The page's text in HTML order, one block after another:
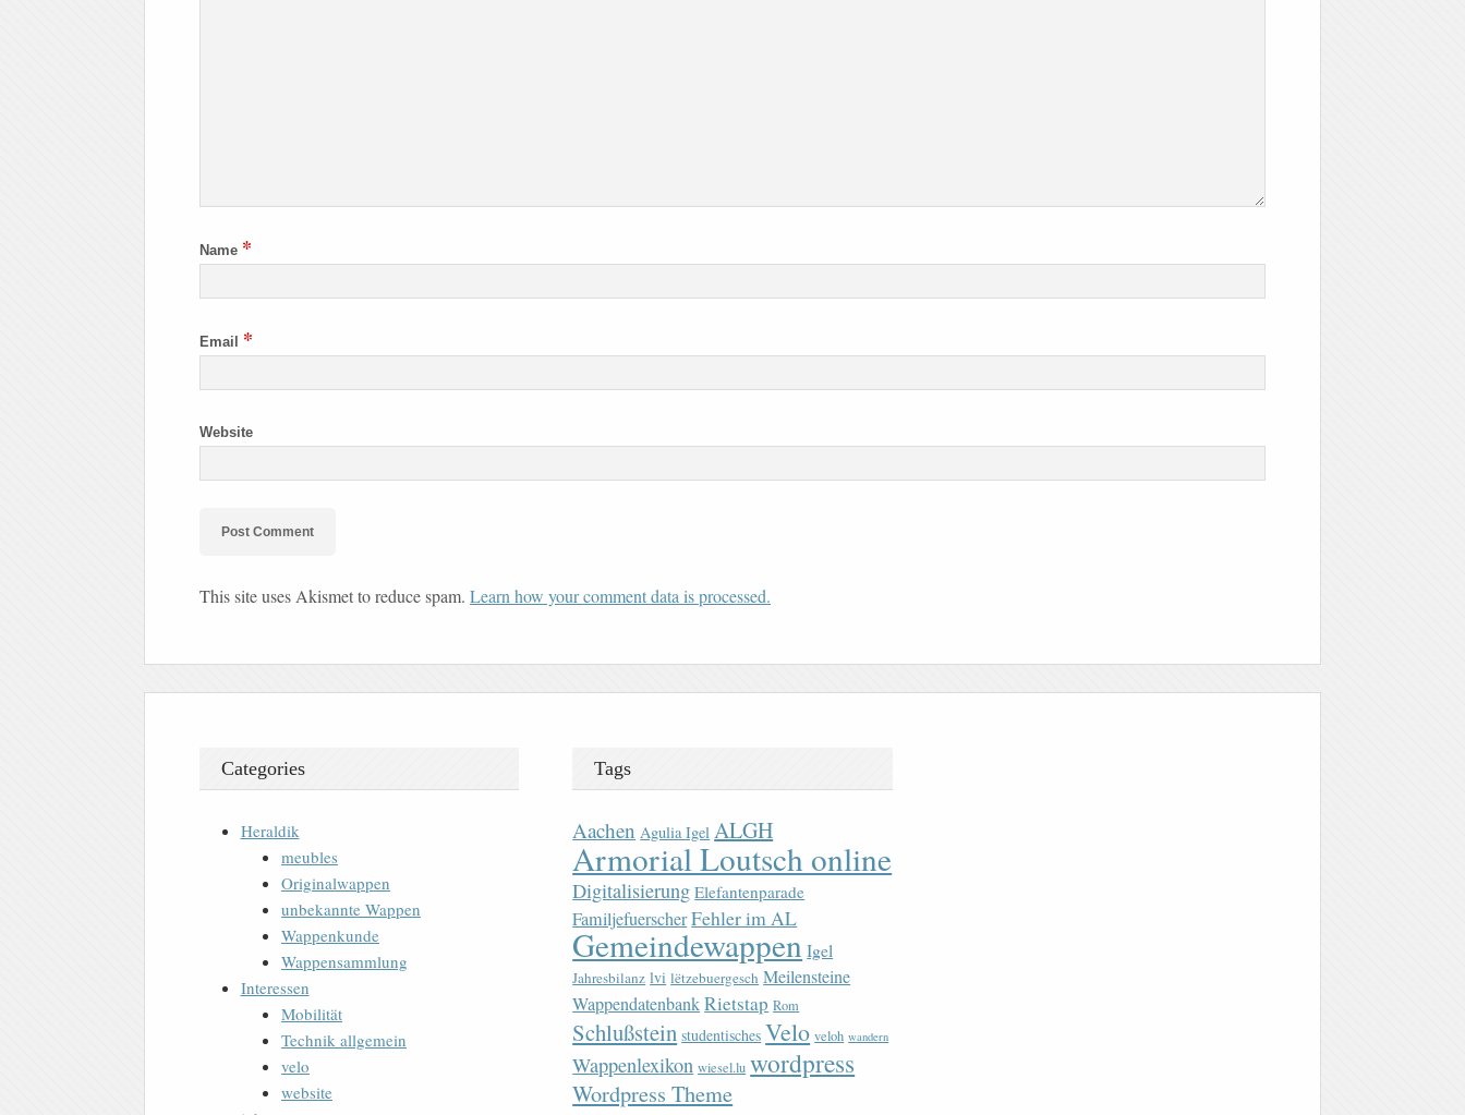
Name *
Email *
Website
This site uses Akismet to reduce spam. Learn how your comment data is processed.
Categories
Heraldik
meubles
Originalwappen
unbekannte Wappen
Wappenkunde
Wappensammlung
Interessen
Mobilität
Technik allgemein
velo
website
Tags
Aachen Agulia Igel ALGH
Armorial Loutsch online
Digitalisierung Elefantenparade
FamiljefuerscherFehler im AL
Gemeindewappen Igel
Jahresbilanz lvi lëtzebuergesch Meilensteine
WappendatenbankRietstap Rom
Schlußstein studentisches Velo veloh wandern
Wappenlexikon wiesel.lu wordpress
Wordpress Theme